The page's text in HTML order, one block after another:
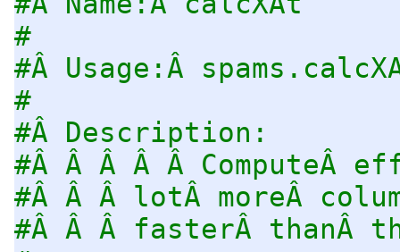
#
#Â Usage:Â
#
#Â Description:
#Â Â Â Â Â ComputeÂ
#Â Â Â lotÂ moreÂ
#Â Â Â fasterÂ thanÂ